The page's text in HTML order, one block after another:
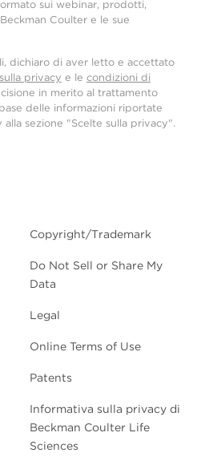
sui webinar, prodotti,
Coulter e le sue
dichiaro di aver letto e accettato
privacy e le condizioni di
in merito al trattamento
delle informazioni riportate
sezione "Scelte sulla privacy".
Copyright/Trademark
Do Not Sell or Share My
Data
Legal
Online Terms of Use
Patents
Informativa sulla privacy di
Beckman Coulter Life
Sciences